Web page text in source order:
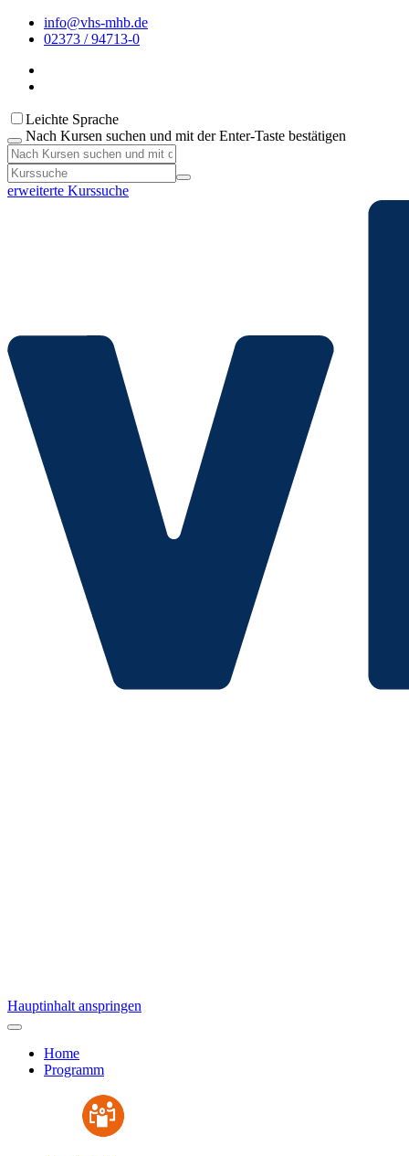
info@vhs-mhb.de
02373 / 94713-0
Leichte Sprache
Nach Kursen suchen und mit der Enter-Taste bestätigen
erweiterte Kurssuche
Hauptinhalt anspringen
Home
Programm